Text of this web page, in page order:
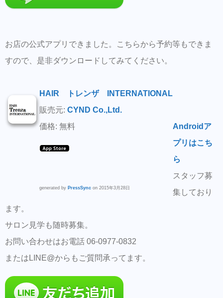
お店の公式アプリできました。こちらから予約等もできま
すので、是非ダウンロードしてみてください。
HAIR トレンザ INTERNATIONAL
販売元: CYND Co.,Ltd.
価格: 無料
generated by PressSync on 2015年3月28日
Androidア
プリはこち
ら
スタッフ募
集しており
ます。
サロン見学も随時募集。
お問い合わせはお電話 06-0977-0832
またはLINE@からもご質問承ってます。